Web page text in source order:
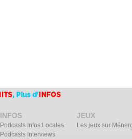
INFOS
Podcasts Infos Locales
Podcasts Interviews
JEUX
Les jeux sur